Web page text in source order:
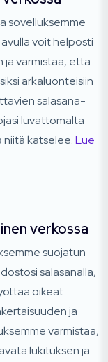
sovelluksemme
voit helposti
ja varmistaa, että
arkaluonteisiin
salasana-
luvattomalta
niitä katselee.Lue
verkossa
suojatun
salasanalla,
oikeat
ja
varmistaa,
lukituksen ja